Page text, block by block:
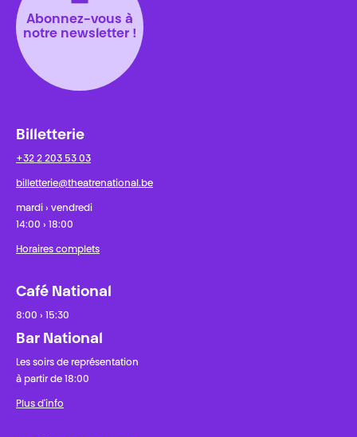
Abonnez-vous à
notre newsletter !
Billetterie
+32 2 203 53 03
billetterie@theatrenational.be
mardi › vendredi
14:00 › 18:00
Horaires complets
Café National
8:00 › 15:30
Bar National
Les soirs de représentation
à partir de 18:00
Plus d'info